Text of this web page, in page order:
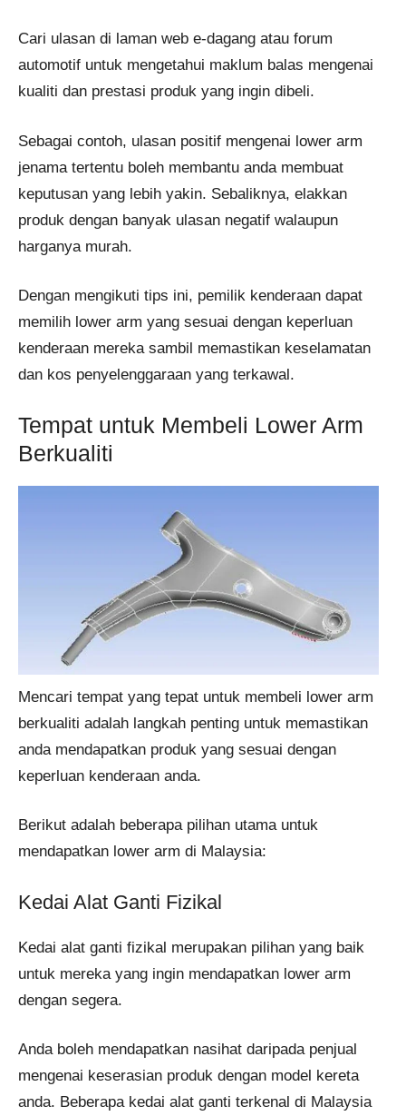
Cari ulasan di laman web e-dagang atau forum
automotif untuk mengetahui maklum balas mengenai
kualiti dan prestasi produk yang ingin dibeli.
Sebagai contoh, ulasan positif mengenai lower arm
jenama tertentu boleh membantu anda membuat
keputusan yang lebih yakin. Sebaliknya, elakkan
produk dengan banyak ulasan negatif walaupun
harganya murah.
Dengan mengikuti tips ini, pemilik kenderaan dapat
memilih lower arm yang sesuai dengan keperluan
kenderaan mereka sambil memastikan keselamatan
dan kos penyelenggaraan yang terkawal.
Tempat untuk Membeli Lower Arm
Berkualiti
Mencari tempat yang tepat untuk membeli lower arm
berkualiti adalah langkah penting untuk memastikan
anda mendapatkan produk yang sesuai dengan
keperluan kenderaan anda.
Berikut adalah beberapa pilihan utama untuk
mendapatkan lower arm di Malaysia:
Kedai Alat Ganti Fizikal
Kedai alat ganti fizikal merupakan pilihan yang baik
untuk mereka yang ingin mendapatkan lower arm
dengan segera.
Anda boleh mendapatkan nasihat daripada penjual
mengenai keserasian produk dengan model kereta
anda. Beberapa kedai alat ganti terkenal di Malaysia